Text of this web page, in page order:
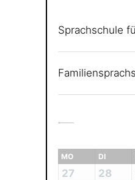
Sprachschule
MO DI
27 28